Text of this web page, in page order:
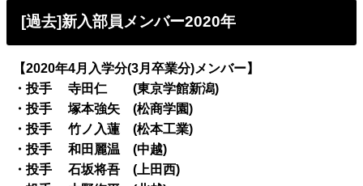
[過去]新入部員メンバー2020年
【2020年4月入学分(3月卒業分)メンバー】
・投手 寺田仁 (東京学館新潟)
・投手 塚本強矢 (松商学園)
・投手 竹ノ入蓮 (松本工業)
・投手 和田麗温 (中越)
・投手 石坂将吾 (上田西)